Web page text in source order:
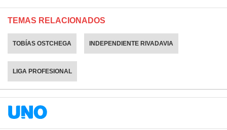
TEMAS RELACIONADOS
TOBÍAS OSTCHEGA INDEPENDIENTE RIVADAVIA
LIGA PROFESIONAL